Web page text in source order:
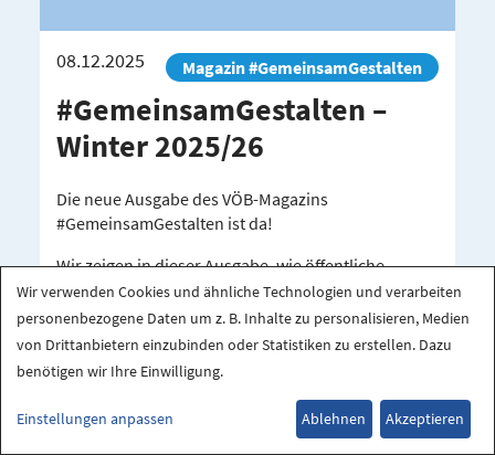
08.12.2025 Magazin #GemeinsamGestalten
#Gemein­sam­Ge­stalten –
Winter 2025/26
Die neue Ausgabe des VÖB-Magazins
#GemeinsamGestalten ist da!
Wir zeigen in dieser Ausgabe, wie öffentliche
Banken den ländlichen Raum stärken. Wir haben
uns mit Bundeslandwirtschaftsminister Alois
Rainer unterhalten, um zu erfahren, welche
Entwicklungsmöglichkeiten es in der Zukunft für
das Leben auf dem Land geben wird. Und: Wir
zeigen Beispiele, wie der ländliche Raum mit
Unterstützung der öffentlichen Banken
Wir verwenden Cookies und ähnliche Technologien und verarbeiten
personenbezogene Daten um z. B. Inhalte zu personalisieren, Medien
von Drittanbietern einzubinden oder Statistiken zu erstellen. Dazu
benötigen wir Ihre Einwilligung.
Einstellungen anpassen Ablehnen Akzeptieren